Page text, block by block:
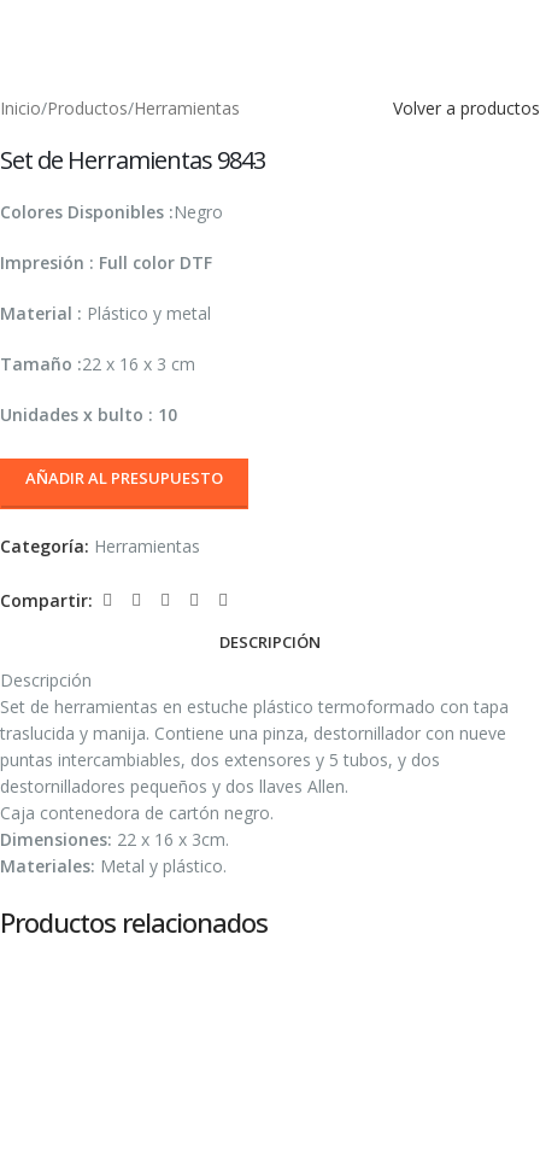
Inicio/Productos/Herramientas Volver a productos
Set de Herramientas 9843
Colores Disponibles :Negro
Impresión : Full color DTF
Material : Plástico y metal
Tamaño :22 x 16 x 3 cm
Unidades x bulto : 10
AÑADIR AL PRESUPUESTO
Categoría: Herramientas
Compartir:
DESCRIPCIÓN
Descripción
Set de herramientas en estuche plástico termoformado con tapa
traslucida y manija. Contiene una pinza, destornillador con nueve
puntas intercambiables, dos extensores y 5 tubos, y dos
destornilladores pequeños y dos llaves Allen.
Caja contenedora de cartón negro.
Dimensiones: 22 x 16 x 3cm.
Materiales: Metal y plástico.
Productos relacionados